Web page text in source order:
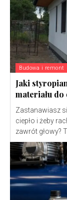
Budowa i remont
Jaki
materiału
Zastanawiasz
ciepło i żeby
zawrót głowy?